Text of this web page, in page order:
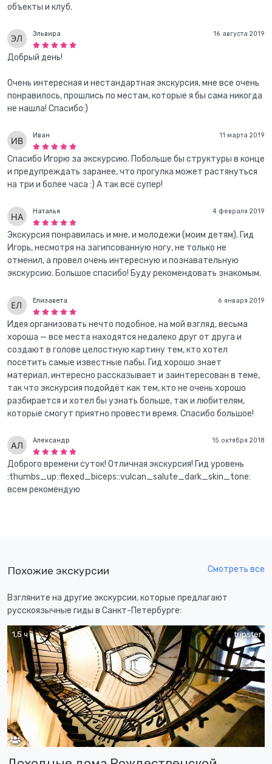
объекты и клуб.
16 августа 2019
Эльвира
Добрый день!
Очень интересная и нестандартная экскурсия, мне все очень
понравилось, прошлись по местам, которые я бы сама никогда
не нашла! Спасибо:)
11 марта 2019
Иван
Спасибо Игорю за экскурсию. Побольше бы структуры в конце
и предупреждать заранее, что прогулка может растянуться
на три и более часа :) А так всё супер!
4 февраля 2019
Наталья
Экскурсия понравилась и мне, и молодежи (моим детям). Гид
Игорь, несмотря на загипсованную ногу, не только не
отменил, а провел очень интересную и познавательную
экскурсию. Большое спасибо! Буду рекомендовать знакомым.
6 января 2019
Елизавета
Идея организовать нечто подобное, на мой взгляд, весьма
хороша — все места находятся недалеко друг от друга и
создают в голове целостную картину тем, кто хотел
посетить самые известные пабы. Гид хорошо знает
материал, интересно рассказывает и заинтересован в теме,
так что экскурсия подойдёт как тем, кто не очень хорошо
разбирается и хотел бы узнать больше, так и любителям,
которые смогут приятно провести время. Спасибо большое!
15 октября 2018
Александр
Доброго времени суток! Отличная экскурсия! Гид уровень
:thumbs_up::flexed_biceps::vulcan_salute_dark_skin_tone:
всем рекомендую
Похожие экскурсии Смотреть все
Взгляните на другие экскурсии, которые предлагают
русскоязычные гиды в Санкт-Петербурге:
tripster
1,5 ч